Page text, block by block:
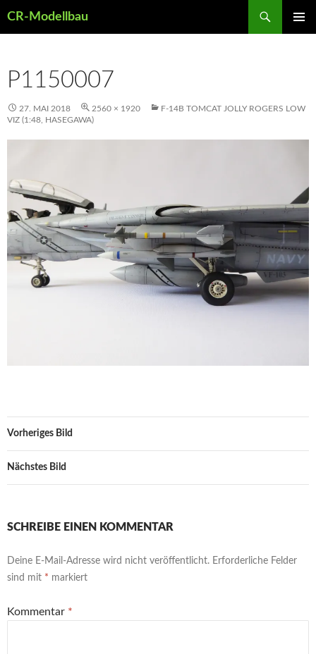
CR-Modellbau
P1150007
27. MAI 2018 2560 × 1920
F-14B TOMCAT JOLLY ROGERS LOW
VIZ (1:48, HASEGAWA)
Vorheriges Bild
Nächstes Bild
SCHREIBE EINEN KOMMENTAR
Deine E-Mail-Adresse wird nicht veröffentlicht. Erforderliche Felder
sind mit * markiert
Kommentar *